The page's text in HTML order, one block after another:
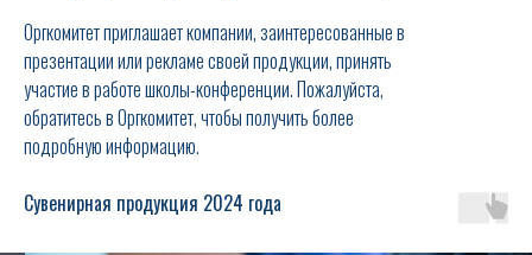
Оргкомитет приглашает компании, заинтересованные в
презентации или рекламе своей продукции, принять
участие в работе школы-конференции. Пожалуйста,
обратитесь в Оргкомитет, чтобы получить более
подробную информацию.
Сувенирная продукция 2024 года